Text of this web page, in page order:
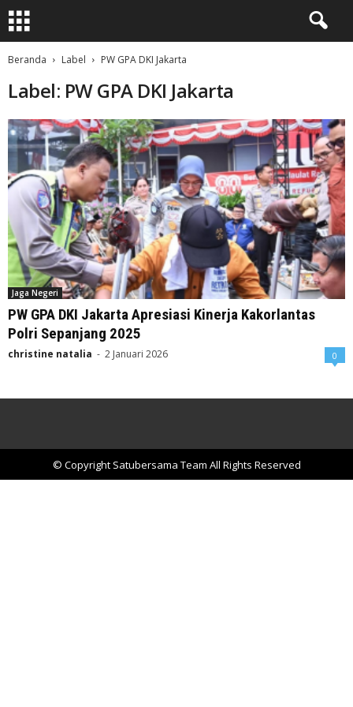
Beranda Label PW GPA DKI Jakarta
Label: PW GPA DKI Jakarta
Jaga Negeri
PW GPA DKI Jakarta Apresiasi Kinerja Kakorlantas
Polri Sepanjang 2025
christine natalia - 2 Januari 2026 0
© Copyright Satubersama Team All Rights Reserved